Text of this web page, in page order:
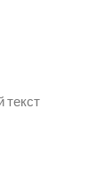
текст